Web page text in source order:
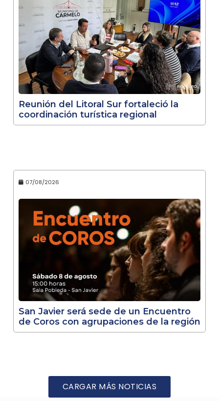
Reunión del Litoral Sur fortaleció la
coordinación turística regional
07/08/2026
San Javier será sede de un Encuentro
de Coros con agrupaciones de la región
CARGAR MÁS NOTICIAS